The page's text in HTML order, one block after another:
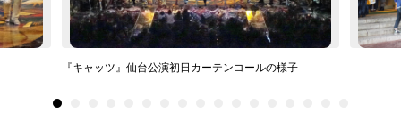
『キャッツ』仙台公演初日カーテンコールの様子